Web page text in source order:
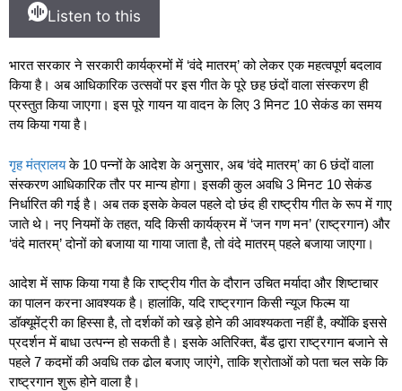
Listen to this
भारत सरकार ने सरकारी कार्यक्रमों में ‘वंदे मातरम्’ को लेकर एक महत्वपूर्ण बदलाव
किया है। अब आधिकारिक उत्सवों पर इस गीत के पूरे छह छंदों वाला संस्करण ही
प्रस्तुत किया जाएगा। इस पूरे गायन या वादन के लिए 3 मिनट 10 सेकंड का समय
तय किया गया है।
गृह मंत्रालयके 10 पन्नों के आदेश के अनुसार, अब ‘वंदे मातरम्’ का 6 छंदों वाला
संस्करण आधिकारिक तौर पर मान्य होगा। इसकी कुल अवधि 3 मिनट 10 सेकंड
निर्धारित की गई है। अब तक इसके केवल पहले दो छंद ही राष्ट्रीय गीत के रूप में गाए
जाते थे। नए नियमों के तहत, यदि किसी कार्यक्रम में ‘जन गण मन’ (राष्ट्रगान) और
‘वंदे मातरम्’ दोनों को बजाया या गाया जाता है, तो वंदे मातरम् पहले बजाया जाएगा।
आदेश में साफ किया गया है कि राष्ट्रीय गीत के दौरान उचित मर्यादा और शिष्टाचार
का पालन करना आवश्यक है। हालांकि, यदि राष्ट्रगान किसी न्यूज फिल्म या
डॉक्यूमेंट्री का हिस्सा है, तो दर्शकों को खड़े होने की आवश्यकता नहीं है, क्योंकि इससे
प्रदर्शन में बाधा उत्पन्न हो सकती है। इसके अतिरिक्त, बैंड द्वारा राष्ट्रगान बजाने से
पहले 7 कदमों की अवधि तक ढोल बजाए जाएंगे, ताकि श्रोताओं को पता चल सके कि
राष्ट्रगान शुरू होने वाला है।